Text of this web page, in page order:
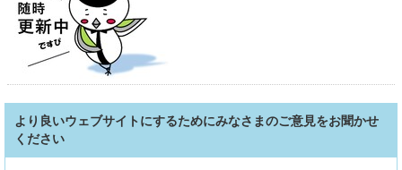
より良いウェブサイトにするためにみなさまのご意見をお聞かせ
ください